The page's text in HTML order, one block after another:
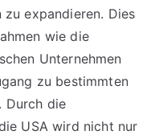
expandieren. Dies
wie die
Unternehmen
zu bestimmten
Durch die
USA wird nicht nur